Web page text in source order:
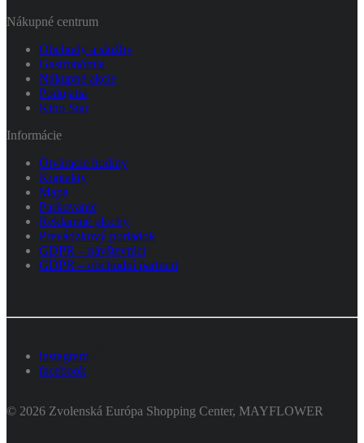
Nákupné centrum
Obchody a služby
Gastronómia
Nákupné akcie
Podujatia
Kino Star
Informácie
Otváracie hodiny
Kontakty
Mapa
Parkovanie
Reklamné plochy
Prevádzkový poriadok
GDPR – návštevníci
GDPR – obchodní partneri
instagram
facebook
© 2026 Zvolenská Európa Shopping Center, MAYFLOWER